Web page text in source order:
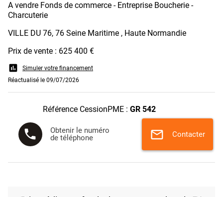
A vendre Fonds de commerce - Entreprise Boucherie -
Charcuterie
VILLE DU 76, 76 Seine Maritime , Haute Normandie
Prix de vente : 625 400 €
assessment
Simuler votre financement
Réactualisé le 09/07/2026
Référence CessionPME : GR 542
phone
Obtenir le numéro
de téléphone
mail Contacter